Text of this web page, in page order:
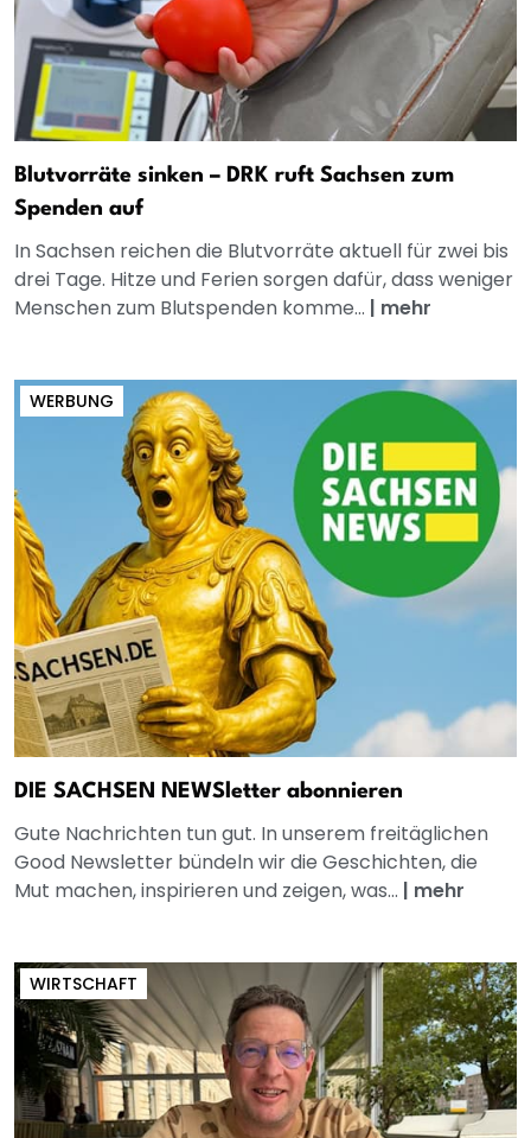
Blutvorräte sinken – DRK ruft Sachsen zum
Spenden auf
In Sachsen reichen die Blutvorräte aktuell für zwei bis
drei Tage. Hitze und Ferien sorgen dafür, dass weniger
Menschen zum Blutspenden komme... | mehr
WERBUNG
DIE SACHSEN NEWSletter abonnieren
Gute Nachrichten tun gut. In unserem freitäglichen
Good Newsletter bündeln wir die Geschichten, die
Mut machen, inspirieren und zeigen, was... | mehr
WIRTSCHAFT